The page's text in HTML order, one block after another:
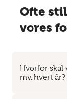
Ofte
vores
Hvorfor skal
mv. hvert år?